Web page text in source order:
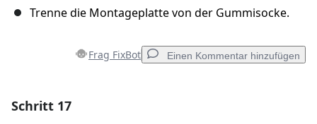
Trenne die Montageplatte von der Gummisocke.
Frag FixBot Einen Kommentar hinzufügen
Schritt 17